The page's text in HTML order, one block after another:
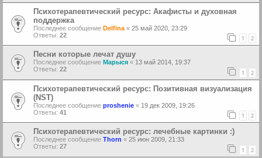
Психотерапевтический ресурс: Акафисты и духовная
поддержка
Последнее сообщение Delfina « 25 май 2020, 23:29
Ответы: 22 1 2
Песни которые лечат душу
Последнее сообщение Марыся « 13 май 2014, 19:37
Ответы: 22 1 2
Психотерапевтический ресурс: Позитивная визуализация
(NST)
Последнее сообщение proshenie « 19 дек 2009, 19:26
Ответы: 41 1 2
Психотерапевтический ресурс: лечебные картинки :)
Последнее сообщение Thorn « 25 июн 2009, 21:33
Ответы: 27 1 2